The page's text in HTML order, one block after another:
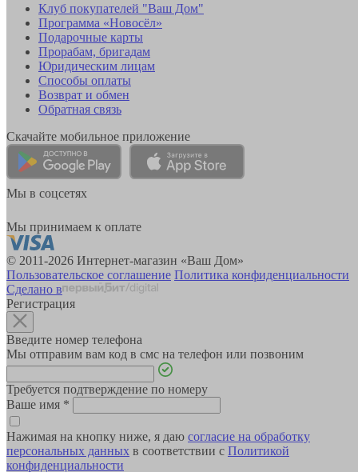
Клуб покупателей "Ваш Дом"
Программа «Новосёл»
Подарочные карты
Прорабам, бригадам
Юридическим лицам
Способы оплаты
Возврат и обмен
Обратная связь
Скачайте мобильное приложение
Мы в соцсетях
Мы принимаем к оплате
© 2011-2026 Интернет-магазин «Ваш Дом»
Пользовательское соглашение Политика конфиденциальности
Сделано в
Регистрация
Введите номер телефона
Мы отправим вам код в смс на телефон или позвоним
Требуется подтверждение по номеру
Ваше имя *
Нажимая на кнопку ниже, я даю согласие на обработку
персональных данных в соответствии с Политикой
конфиденциальности